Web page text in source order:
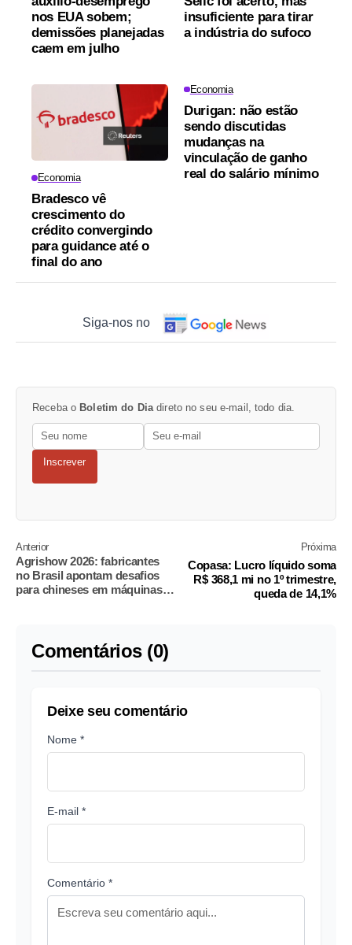
nos EUA sobem;
demissões planejadas
caem em julho
insuficiente para tirar
a indústria do sufoco
Economia
Bradesco vê
crescimento do
crédito convergindo
para guidance até o
final do ano
Economia
Durigan: não estão
sendo discutidas
mudanças na
vinculação de ganho
real do salário mínimo
Siga-nos no
Receba o Boletim do Diadireto no seu e-mail, todo dia.
Inscrever
Anterior
Agrishow 2026: fabricantes
no Brasil apontam desafios
para chineses em máquinas
Próxima
Copasa: Lucro líquido soma
R$ 368,1 mi no 1º trimestre,
queda de 14,1%
Comentários (0)
Deixe seu comentário
Nome *
E-mail *
Comentário *